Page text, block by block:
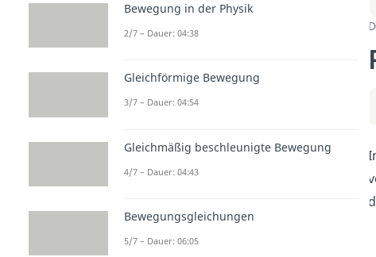
Bewegung in der Physik
2/7 – Dauer: 04:38
Gleichförmige Bewegung
3/7 – Dauer: 04:54
Gleichmäßig beschleunigte Bewegung
4/7 – Dauer: 04:43
Bewegungsgleichungen
5/7 – Dauer: 06:05